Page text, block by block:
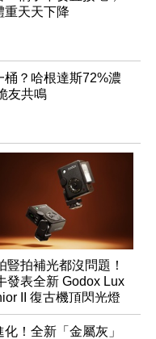
重天天下降
桶？哈根達斯72%濃
友共鳴
豎拍補光都沒問題！
發表全新 Godox Lux
II 復古機頂閃光燈
！全新「金屬灰」